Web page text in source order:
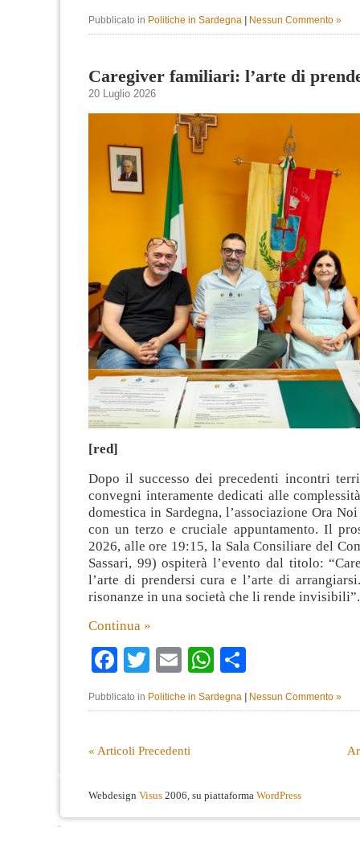
Pubblicato in Politiche in Sardegna | Nessun Commento »
Caregiver familiari: l’arte di
20 Luglio 2026
[red]
Dopo il successo dei precedenti incontri
convegni interamente dedicati alle
domestica in Sardegna, l’associazione Ora
con un terzo e cruciale appuntamento. Il
2026, alle ore 19:15, la Sala Consiliare del
Sassari, 99) ospiterà l’evento dal titolo:
l’arte di prendersi cura e l’arte di
risonanze in una società che li rende invisibili”.
Continua »
Facebook
TwitterEmailWhatsApp
Pubblicato in Politiche in Sardegna Nessun Commento »
« Articoli Precedenti
Webdesign Visus 2006, su piattaforma WordPress